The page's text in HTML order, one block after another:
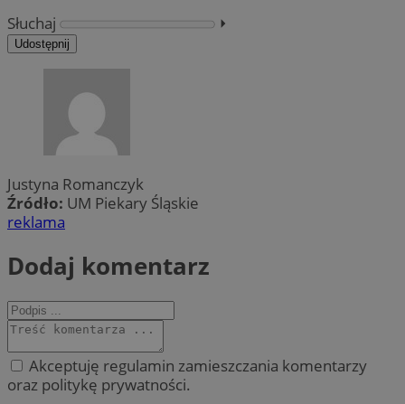
Słuchaj
⏵︎
Udostępnij
Justyna Romanczyk
Źródło: UM Piekary Śląskie
reklama
Dodaj komentarz
Akceptuję regulamin zamieszczania komentarzy
oraz politykę prywatności.